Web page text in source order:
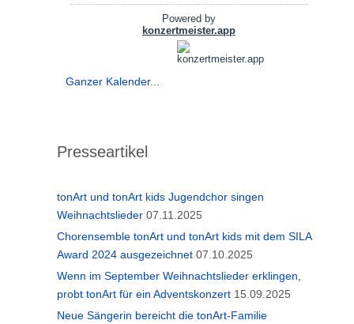
Ganzer Kalender...
Presseartikel
tonArt und tonArt kids Jugendchor singen
Weihnachtslieder 07.11.2025
Chorensemble tonArt und tonArt kids mit dem SILA
Award 2024 ausgezeichnet 07.10.2025
Wenn im September Weihnachtslieder erklingen,
probt tonArt für ein Adventskonzert 15.09.2025
Neue Sängerin bereicht die tonArt-Familie